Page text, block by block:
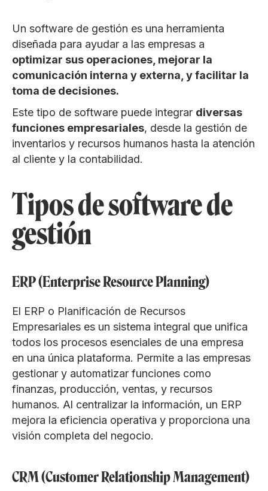
Un software de gestión es una herramienta
diseñada para ayudar a las empresas a
optimizar sus operaciones, mejorar la
comunicación interna y externa, y facilitar la
toma de decisiones.
Este tipo de software puede integrar diversas
funciones empresariales, desde la gestión de
inventarios y recursos humanos hasta la atención
al cliente y la contabilidad.
Tipos de software de
gestión
ERP (Enterprise Resource Planning)
El ERP o Planificación de Recursos
Empresariales es un sistema integral que unifica
todos los procesos esenciales de una empresa
en una única plataforma. Permite a las empresas
gestionar y automatizar funciones como
finanzas, producción, ventas, y recursos
humanos. Al centralizar la información, un ERP
mejora la eficiencia operativa y proporciona una
visión completa del negocio.
CRM (Customer Relationship Management)